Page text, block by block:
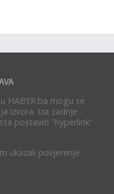
HABER.ba mogu se
izvora. Iza zadnje
postaviti "hyperlink"
ukazali povjerenje.